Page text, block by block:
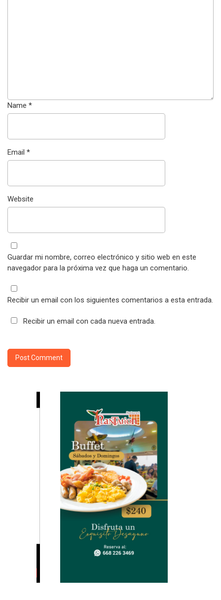
Name *
Email *
Website
Guardar mi nombre, correo electrónico y sitio web en este
navegador para la próxima vez que haga un comentario.
Recibir un email con los siguientes comentarios a esta entrada.
Recibir un email con cada nueva entrada.